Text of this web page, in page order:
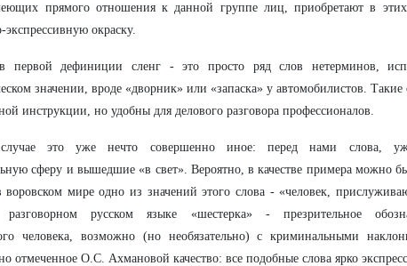
прямого отношения к данной группе лиц, приобретают в
окраску.
первой дефиниции сленг - это просто ряд слов нетерминов,
значении, вроде «дворник» или «запаска» у автомобилистов. Такие
инструкции, но удобны для делового разговора профессионалов.
это уже нечто совершенно иное: перед нами слова,
сферу и вышедшие «в свет». Вероятно, в качестве примера можно
воровском мире одно из значений этого слова - «человек,
разговорном русском языке «шестерка» - презрительное
человека, возможно (но необязательно) с криминальными
отмеченное О.С. Ахмановой качество: все подобные слова ярко